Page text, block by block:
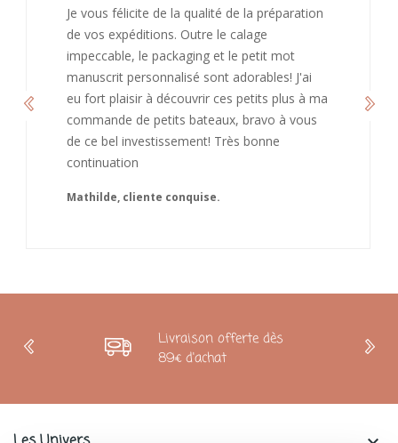
Je vous félicite de la qualité de la préparation
de vos expéditions. Outre le calage
impeccable, le packaging et le petit mot
manuscrit personnalisé sont adorables! J'ai
eu fort plaisir à découvrir ces petits plus à ma
commande de petits bateaux, bravo à vous
de ce bel investissement! Très bonne
continuation
Mathilde, cliente conquise.
Livraison offerte dès
89€ d'achat